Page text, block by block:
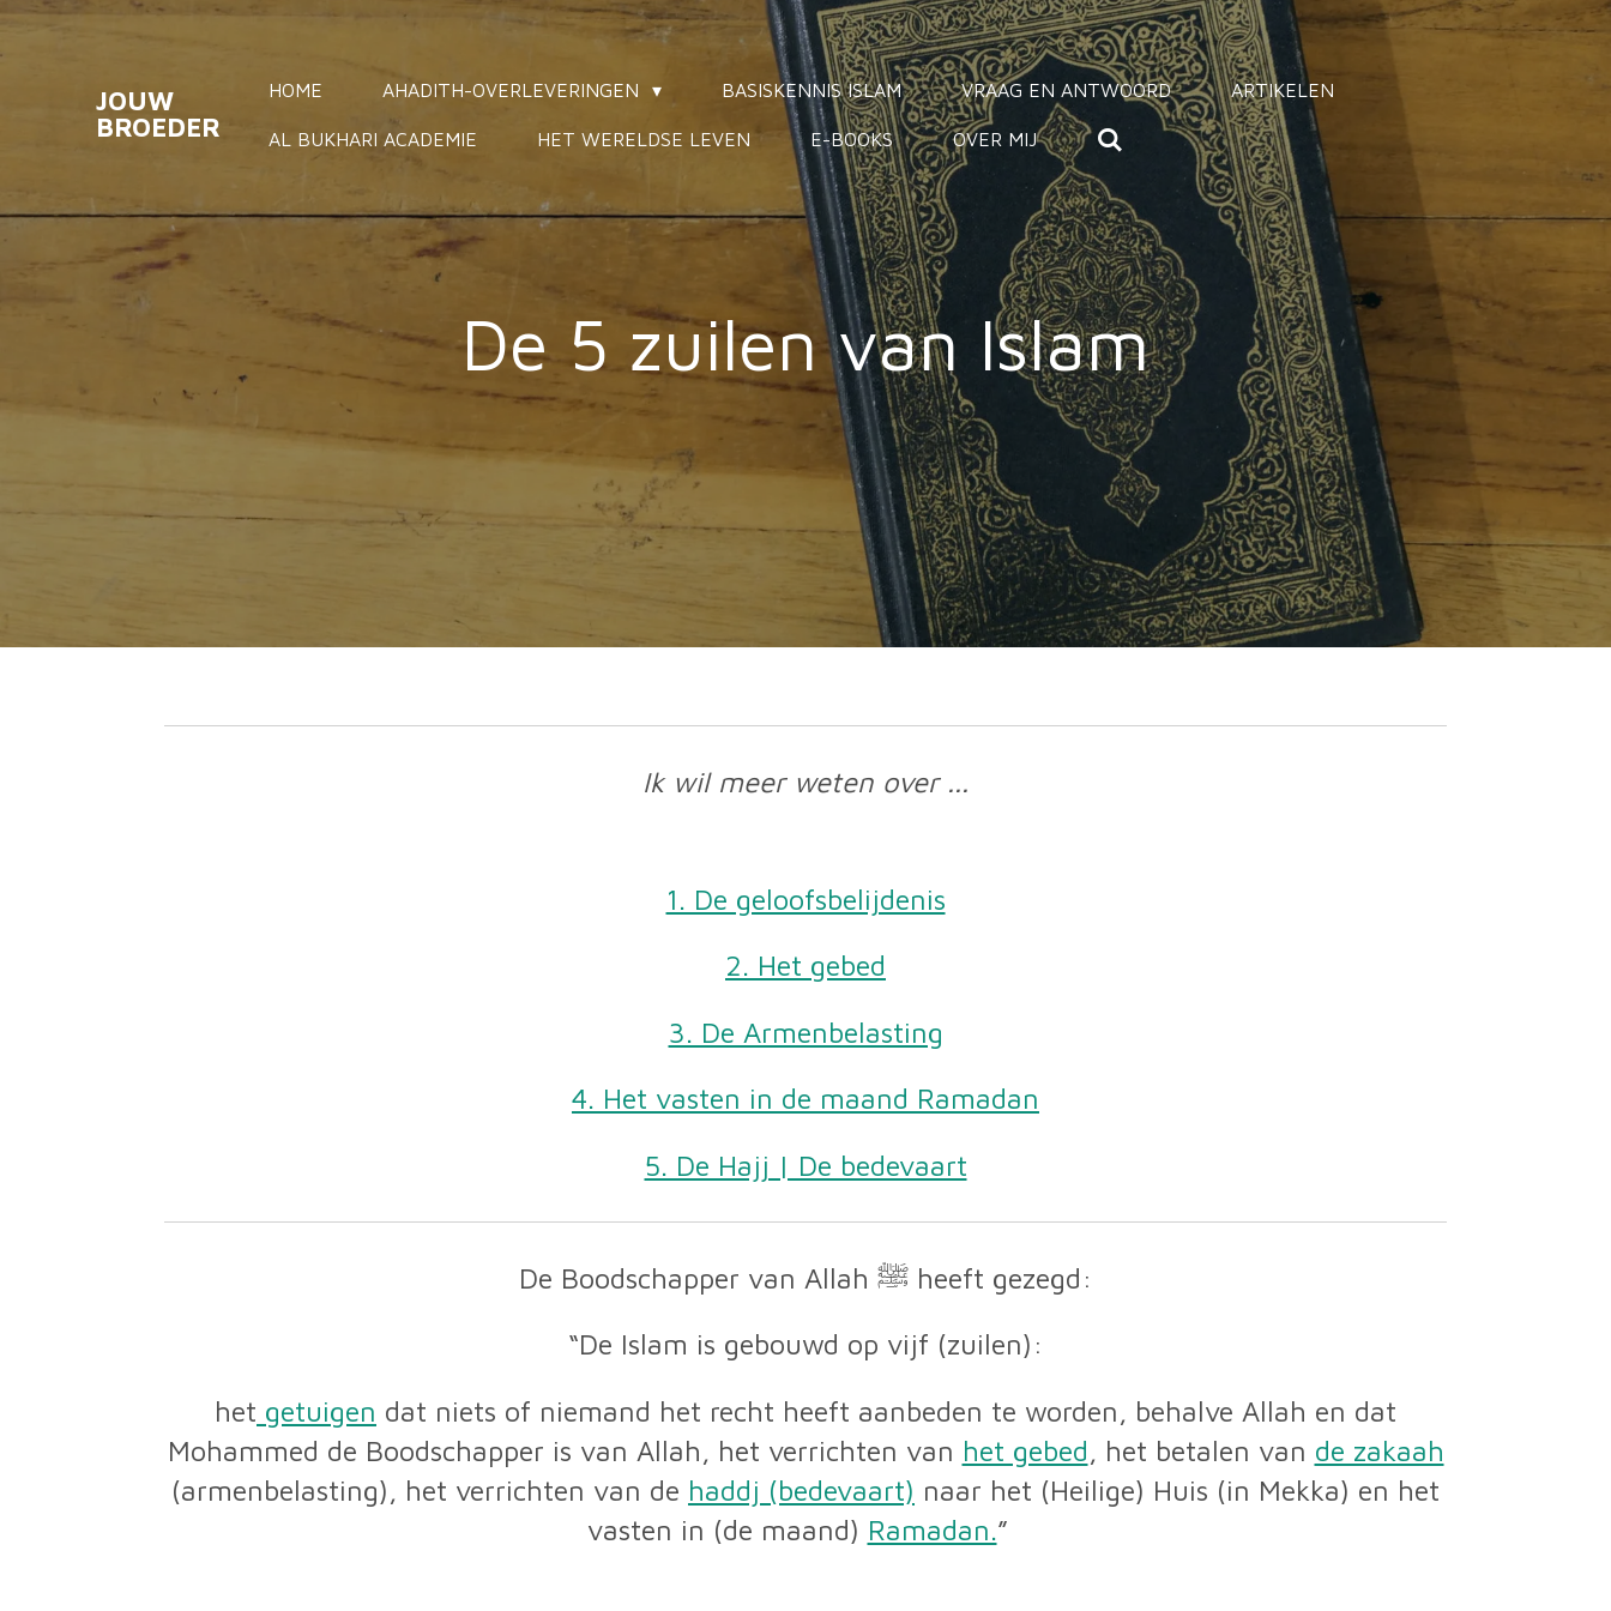
JOUW
BROEDER
HOME AHADITH-OVERLEVERINGEN BASISKENNIS ISLAM VRAAG EN ANTWOORD ARTIKELEN
AL BUKHARI ACADEMIE HET WERELDSE LEVEN E-BOOKS OVER MIJ
De 5 zuilen van Islam
Ik wil meer weten over ...
1. De geloofsbelijdenis
2. Het gebed
3. De Armenbelasting
4. Het vasten in de maand Ramadan
5. De Hajj | De bedevaart
De Boodschapper van Allah ﷺ heeft gezegd:
“De Islam is gebouwd op vijf (zuilen):
het getuigen dat niets of niemand het recht heeft aanbeden te worden, behalve Allah en dat
Mohammed de Boodschapper is van Allah, het verrichten van het gebed , het betalen van de zakaah
(armenbelasting), het verrichten van de haddj (bedevaart) naar het (Heilige) Huis (in Mekka) en het
vasten in (de maand) Ramadan.”